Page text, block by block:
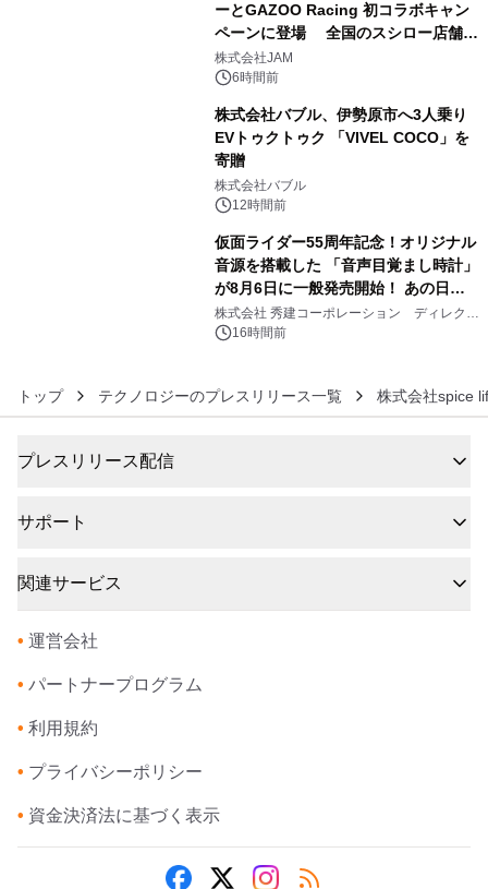
ーとGAZOO Racing 初コラボキャン
ペーンに登場 全国のスシロー店舗で
GR 4車種の FUNBOO(ミニカー)付き
メニューが展開されます
株式会社JAM
6時間前
株式会社バブル、伊勢原市へ3人乗り
EVトゥクトゥク 「VIVEL COCO」を
寄贈
株式会社バブル
12時間前
仮面ライダー55周年記念！オリジナル
音源を搭載した 「音声目覚まし時計」
が8月6日に一般発売開始！ あの日の
大興奮が今甦る
株式会社 秀建コーポレーション ディレクト
アートギャラリー
16時間前
トップ テクノロジーのプレスリリース一覧 株式会社spice
プレスリリース配信
サポート
関連サービス
• 運営会社
• パートナープログラム
• 利用規約
• プライバシーポリシー
• 資金決済法に基づく表示